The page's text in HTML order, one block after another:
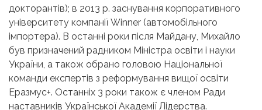
докторантів); в 2013 р. заснування корпоративного
університету компанії Winner (автомобільного
імпортера). В останні роки після Майдану, Михайло
був призначений радником Міністра освіти і науки
України, а також обрано головою Національної
команди експертів з реформування вищої освіти
Еразмус+. Останніх 3 роки також є членом Ради
наставників Української Академії Лідерства.